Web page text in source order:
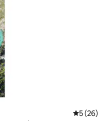
5 (26)